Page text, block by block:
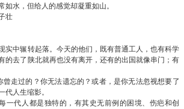
水，但给人的感觉却凝重如山。
壮
中辗转起落。今天的他们，既有普通工人，也有科学
的去了陕北就再也没有离开，还有的出国就像串门；有
走过的？你无法遗忘的？或者，是你无法忽视想要了
人生缩影。
代人都是独特的，有其史无前例的困境、伤疤和创